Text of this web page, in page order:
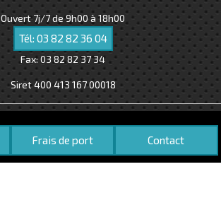
Ouvert 7j/7 de 9h00 à 18h00
Tél: 03 82 82 36 04
Fax: 03 82 82 37 34
Siret 400 413 167 00018
Frais de port Contact